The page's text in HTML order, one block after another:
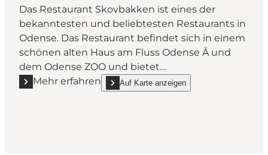
Das Restaurant Skovbakken ist eines der
bekanntesten und beliebtesten Restaurants in
Odense. Das Restaurant befindet sich in einem
schönen alten Haus am Fluss Odense Å und
dem Odense ZOO und bietet…
Mehr erfahren
Mehr erfahren "Restaurant Skovbakken"
Auf Karte anzeigen
show Restaurant Skovbakken on_map